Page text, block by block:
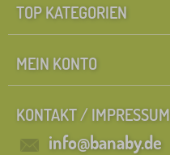
TOP KATEGORIEN
MEIN KONTO
KONTAKT / IMPRESSUM
info@banaby.de